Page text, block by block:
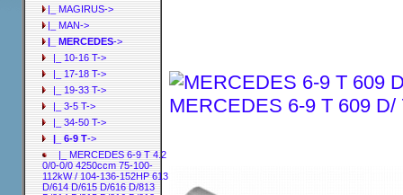
|_ MAGIRUS->
|_ MAN->
|_ MERCEDES->
|_ 10-16 T->
|_ 17-18 T->
|_ 19-33 T->
|_ 3-5 T->
|_ 34-50 T->
|_ 6-9 T->
|_ MERCEDES 6-9 T 4.2
0/0-0/0 4250ccm 75-100-
112kW / 104-136-152HP 613
D/614 D/615 D/616 D/813
MERCEDES 6-9 T 609